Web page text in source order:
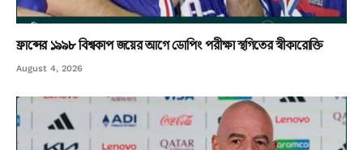
ফ্রান্সের ১৯৯৮ বিশ্বকাপ জয়ের আগে ডোপিং পরীক্ষা স্থগিতের স্বীকারোক্তি
August 4, 2026